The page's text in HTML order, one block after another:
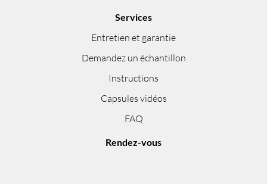
Services
Entretien et garantie
Demandez un échantillon
Instructions
Capsules vidéos
FAQ
Rendez-vous